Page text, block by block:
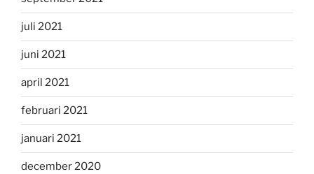
juli 2021
juni 2021
april 2021
februari 2021
januari 2021
december 2020